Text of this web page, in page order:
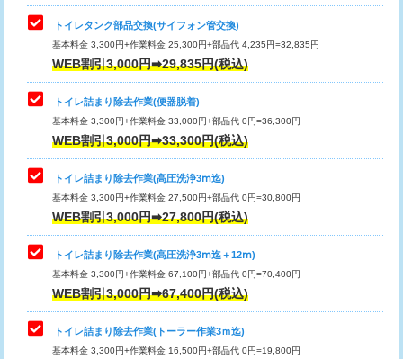
トイレタンク部品交換(サイフォン管交換)
基本料金 3,300円+作業料金 25,300円+部品代 4,235円=32,835円
WEB割引3,000円➡29,835円(税込)
トイレ詰まり除去作業(便器脱着)
基本料金 3,300円+作業料金 33,000円+部品代 0円=36,300円
WEB割引3,000円➡33,300円(税込)
トイレ詰まり除去作業(高圧洗浄3ⅿ迄)
基本料金 3,300円+作業料金 27,500円+部品代 0円=30,800円
WEB割引3,000円➡27,800円(税込)
トイレ詰まり除去作業(高圧洗浄3ⅿ迄＋12ⅿ)
基本料金 3,300円+作業料金 67,100円+部品代 0円=70,400円
WEB割引3,000円➡67,400円(税込)
トイレ詰まり除去作業(トーラー作業3ｍ迄)
基本料金 3,300円+作業料金 16,500円+部品代 0円=19,800円